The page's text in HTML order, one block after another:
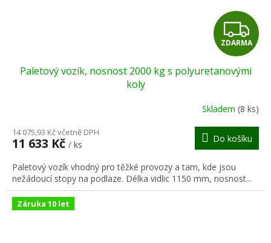
Z
D
A
R
M
A
ZDARMA
Paletový vozík, nosnost 2000 kg s polyuretanovými
koly
Skladem (8 ks)
14 075,93 Kč včetně DPH
11 633 Kč / ks
Do košíku
Paletový vozík vhodný pro těžké provozy a tam, kde jsou
nežádoucí stopy na podlaze. Délka vidlic 1150 mm, nosnost...
Záruka 10 let